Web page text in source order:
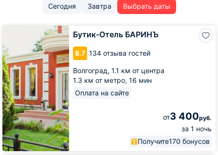
Сегодня Завтра Выбрать даты
Бутик-Отель БАРИНЪ
8.7 134 отзыва гостей
Волгоград, 1.1 км от центра
1.3 км от метро, 16 мин
Оплата на сайте
от3 400руб.
за 1 ночь
Получите170 бонусов
БАРИНЪ